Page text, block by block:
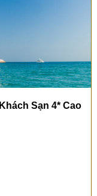
Sạn 4* Cao